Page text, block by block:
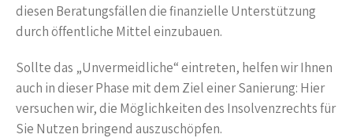
diesen Beratungsfällen die finanzielle Unterstützung
durch öffentliche Mittel einzubauen.
Sollte das „Unvermeidliche“ eintreten, helfen wir Ihnen
auch in dieser Phase mit dem Ziel einer Sanierung: Hier
versuchen wir, die Möglichkeiten des Insolvenzrechts für
Sie Nutzen bringend auszuschöpfen.